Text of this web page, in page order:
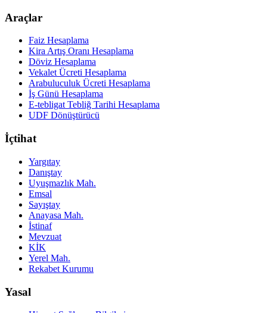
Araçlar
Faiz Hesaplama
Kira Artış Oranı Hesaplama
Döviz Hesaplama
Vekalet Ücreti Hesaplama
Arabuluculuk Ücreti Hesaplama
İş Günü Hesaplama
E-tebligat Tebliğ Tarihi Hesaplama
UDF Dönüştürücü
İçtihat
Yargıtay
Danıştay
Uyuşmazlık Mah.
Emsal
Sayıştay
Anayasa Mah.
İstinaf
Mevzuat
KİK
Yerel Mah.
Rekabet Kurumu
Yasal